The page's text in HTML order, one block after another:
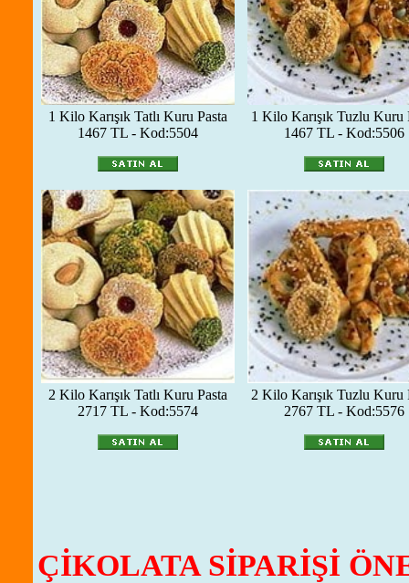
1 Kilo Karışık Tatlı Kuru Pasta
1467 TL - Kod:5504
1 Kilo Karışık Tuzlu Kuru
1467 TL - Kod:5506
2 Kilo Karışık Tatlı Kuru Pasta
2717 TL - Kod:5574
2 Kilo Karışık Tuzlu Kuru
2767 TL - Kod:5576
ÇİKOLATA SİPARİŞİ